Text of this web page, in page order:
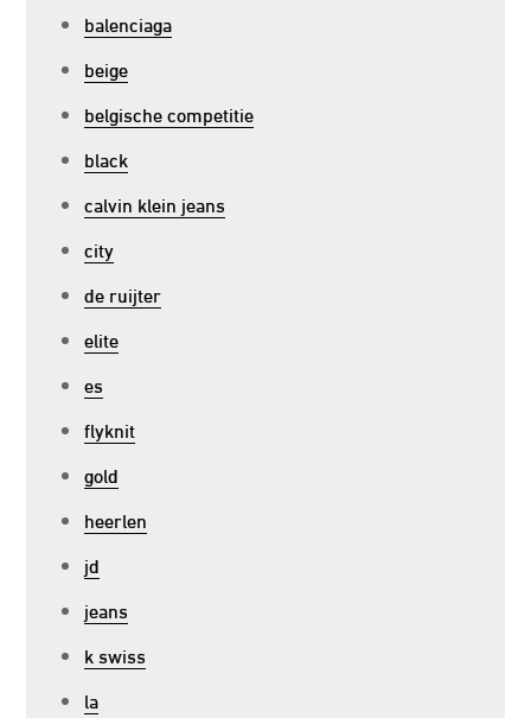
balenciaga
beige
belgische competitie
black
calvin klein jeans
city
de ruijter
elite
es
flyknit
gold
heerlen
jd
jeans
k swiss
la